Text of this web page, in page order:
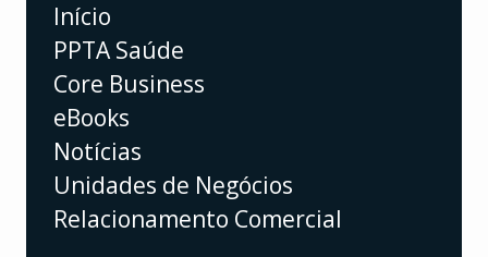
Início
PPTA Saúde
Core Business
eBooks
Notícias
Unidades de Negócios
Relacionamento Comercial